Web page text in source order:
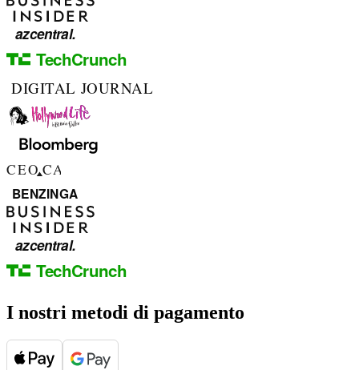
I nostri metodi di pagamento